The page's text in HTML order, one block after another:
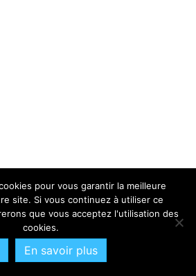
pour vous garantir la meilleure
site. Si vous continuez à utiliser ce
que vous acceptez l'utilisation des
cookies.
En savoir plus